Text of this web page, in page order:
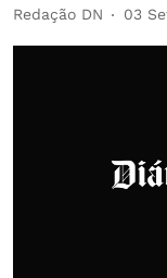
Redação DN 03